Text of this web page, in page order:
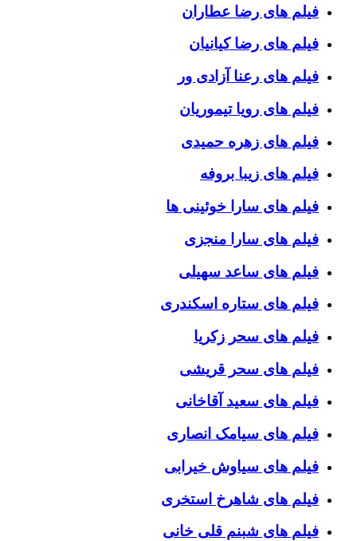
فیلم های رضا عطاران
فیلم های رضا کیانیان
فیلم های رعنا آزادی ور
فیلم های رویا تیموریان
فیلم های زهره حمیدی
فیلم های زیبا بروفه
فیلم های سارا خوئینی ها
فیلم های سارا منجزی
فیلم های ساعد سهیلی
فیلم های ستاره اسکندری
فیلم های سحر زکریا
فیلم های سحر قریشی
فیلم های سعید آقاخانی
فیلم های سیامک انصاری
فیلم های سیاوش خیرابی
فیلم های شاهرخ استخری
فیلم های شبنم قلی خانی